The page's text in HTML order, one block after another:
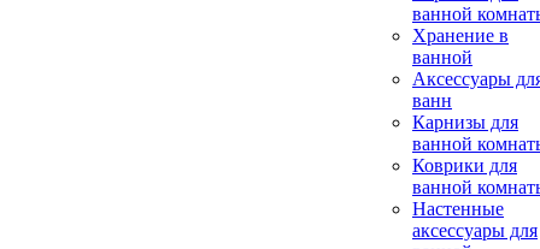
ванной
Хранение в
ванной
Аксессуары
ванн
Карнизы для
ванной
Коврики для
ванной
Настенные
аксессуары для